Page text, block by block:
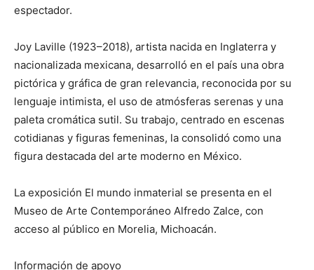
espectador.
Joy Laville (1923–2018), artista nacida en Inglaterra y
nacionalizada mexicana, desarrolló en el país una obra
pictórica y gráfica de gran relevancia, reconocida por su
lenguaje intimista, el uso de atmósferas serenas y una
paleta cromática sutil. Su trabajo, centrado en escenas
cotidianas y figuras femeninas, la consolidó como una
figura destacada del arte moderno en México.
La exposición El mundo inmaterial se presenta en el
Museo de Arte Contemporáneo Alfredo Zalce, con
acceso al público en Morelia, Michoacán.
Información de apoyo